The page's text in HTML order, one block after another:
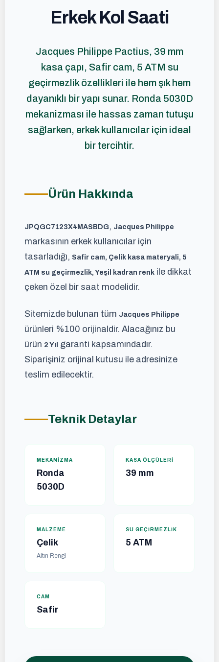
Erkek Kol Saati
Jacques Philippe Pactius, 39 mm
kasa çapı, Safir cam, 5 ATM su
geçirmezlik özellikleri ile hem şık hem
dayanıklı bir yapı sunar. Ronda 5030D
mekanizması ile hassas zaman tutuşu
sağlarken, erkek kullanıcılar için ideal
bir tercihtir.
Ürün Hakkında
JPQGC7123X4MASBDG , Jacques Philippe
markasının erkek kullanıcılar için
tasarladığı, Safir cam, Çelik kasa materyali, 5
ATM su geçirmezlik, Yeşil kadran renk ile dikkat
çeken özel bir saat modelidir.
Sitemizde bulunan tüm Jacques Philippe
ürünleri %100 orijinaldir. Alacağınız bu
ürün 2 Yıl
garanti kapsamındadır.
Siparişiniz orijinal kutusu ile adresinize
teslim edilecektir.
Teknik Detaylar
MEKANIZMA
Ronda
5030D
KASA ÖLÇÜLERI
39 mm
MALZEME
Çelik
Altın Rengi
SU GEÇIRMEZLIK
5 ATM
CAM
Safir